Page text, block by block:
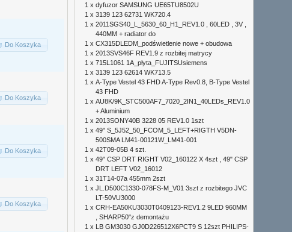
Do Koszyka
Do Koszyka
Do Koszyka
Do Koszyka
1 x dyfuzor SAMSUNG UE65TU8502U
1 x 3139 123 62731 WK720.4
1 x 2011SGS40_L_5630_60_H1_REV1.0 , 60LED , 3V ,
440MM + radiator do
1 x CX315DLEDM_podświetlenie nowe + obudowa
1 x 2013SVS46F REV1.9 z rozbitej matrycy
1 x 715L1061 1A_płyta_FUJITSUsiemens
1 x 3139 123 62614 WK713.5
1 x A-Type Vestel 43 FHD A-Type Rev0.8, B-Type Vestel
43 FHD
1 x AU8K/9K_STC500AF7_7020_2IN1_40LEDs_REV1.0
+ Aluminium
1 x 2013SONY40B 3228 05 REV1.0 1szt
1 x 49" S_5J52_50_FCOM_5_LEFT+RIGTH V5DN-
500SMA LM41-00121W_LM41-001
1 x 42T09-05B 4 szt.
1 x 49" CSP DRT RIGHT V02_160122 X 4szt , 49" CSP
DRT LEFT V02_16012
1 x 31T14-07a 455mm 2szt
1 x JL.D500C1330-078FS-M_V01 3szt z rozbitego JVC
LT-50VU3000
1 x CRH-EA50KU3030T0409123-REV1.2 9LED 960MM
, SHARP50"z demontażu
1 x
LB GM3030 GJ0D226512X6PCT9 S 12szt PHILIPS-